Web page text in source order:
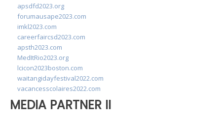
apsdfd2023.org
forumausape2023.com
imkl2023.com
careerfaircsd2023.com
apsth2023.com
MedItRio2023.org
lcicon2023boston.com
waitangidayfestival2022.com
vacancesscolaires2022.com
MEDIA PARTNER II